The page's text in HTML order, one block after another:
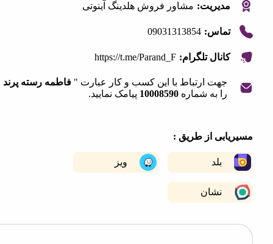
مدیریت: مشاور فروش هلدینگ آینوتی
تماس: 09031313854
کانال تلگرام: https://t.me/Parand_F
جهت ارتباط با این کسب و کار عبارت "فاطمه رسته پرند "
را به شماره
10008590 پیامک نمایید.
از طریق :
ویز
نشان